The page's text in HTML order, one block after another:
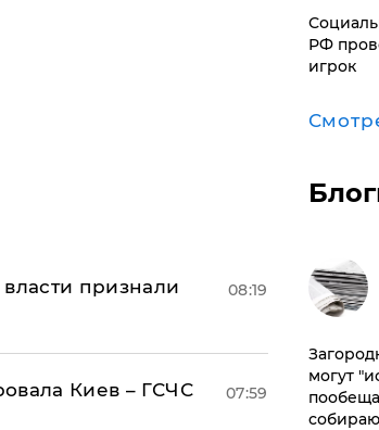
признали
08:19
Киев – ГСЧС
07:59
РФ
игрок
могут